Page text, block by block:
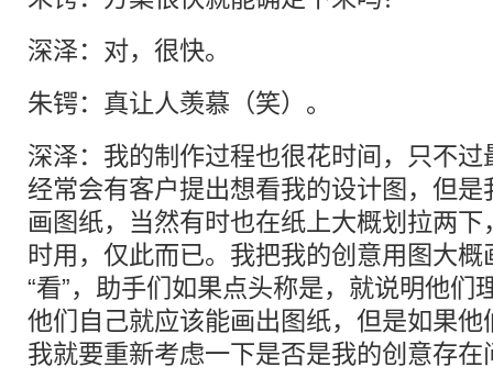
深泽：对，很快。
朱锷：真让人羡慕（笑）。
深泽：我的制作过程也很花时间，只不
经常会有客户提出想看我的设计图，但
画图纸，当然有时也在纸上大概划拉两
时用，仅此而已。我把我的创意用图大
“看”，助手们如果点头称是，就说明他们
他们自己就应该能画出图纸，但是如果
我就要重新考虑一下是否是我的创意存在